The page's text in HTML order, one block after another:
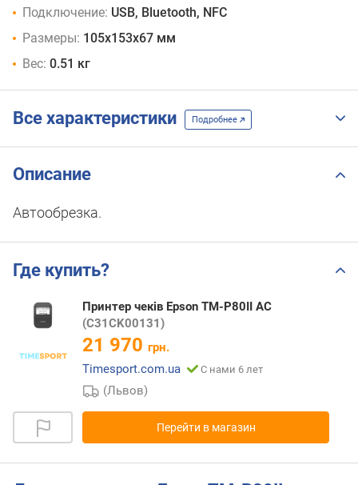
Подключение: USB, Bluetooth, NFC
Размеры: 105‎x153x67 мм
Вес: 0.51 кг
Все характеристики Подробнее
Описание
Автообрезка.
Где купить?
Принтер чеків Epson TM-P80II AC
(C31CK00131)
21 970 грн.
Timesport.com.ua
С нами 6 лет
(Львов)
Перейти в магазин